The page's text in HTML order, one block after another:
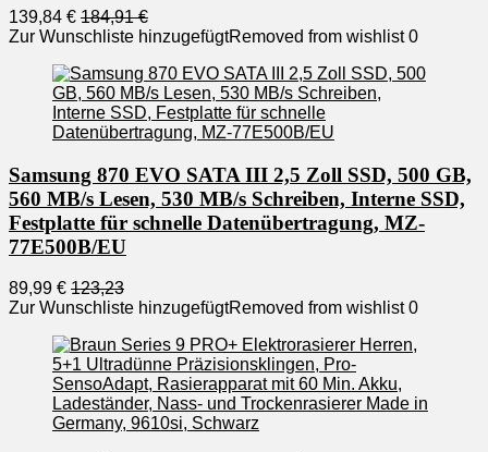
139,84 € 184,91 €
Zur Wunschliste hinzugefügtRemoved from wishlist 0
Samsung 870 EVO SATA III 2,5 Zoll SSD, 500 GB,
560 MB/s Lesen, 530 MB/s Schreiben, Interne SSD,
Festplatte für schnelle Datenübertragung, MZ-
77E500B/EU
89,99 € 123,23
Zur Wunschliste hinzugefügtRemoved from wishlist 0